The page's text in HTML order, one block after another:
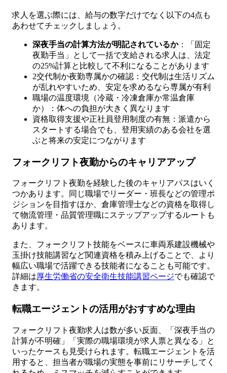
求人を選ぶ際には、給与の数字だけでなく以下の4点も
あわせてチェックしましょう。
深夜手当の計算方法が明記されているか：「固定
夜勤手当」として一括で支給される求人は、法定
の25%計算と比較して不利になることがあります
2交代制か夜勤専属かの確認：交代制は生活リズム
が乱れやすいため、安定を求めるなら専属が有利
職場の温度環境（冷蔵・冷凍倉庫か常温倉庫
か）：体への負担が大きく異なります
資格取得支援や正社員登用制度の有無：派遣から
スタートする場合でも、登用実績のある会社を選
ぶと将来の安定につながります
フォークリフト夜勤からのキャリアアップ
フォークリフト夜勤を経験した後のキャリアパスはいく
つかあります。同じ職場でリーダー・班長などの管理ポ
ジションを目指すほか、倉庫管理士などの資格を取得し
て物流管理・品質管理職にステップアップするルートも
あります。
また、フォークリフト技能をベースに車両系建設機械や
玉掛け技能講習など関連資格を積み上げることで、より
幅広い職場で活躍できる技能者になることも可能です。
詳細は厚生労働省の安全衛生技能講習ページでも確認で
きます。
転職エージェントの活用がおすすめな理由
フォークリフト夜勤求人は数が多い反面、「深夜手当の
計算が不明確」「実際の職場環境が求人票と異なる」と
いったケースも見受けられます。転職エージェントを活
用すると、担当者が職場の実態を事前にリサーチしてく